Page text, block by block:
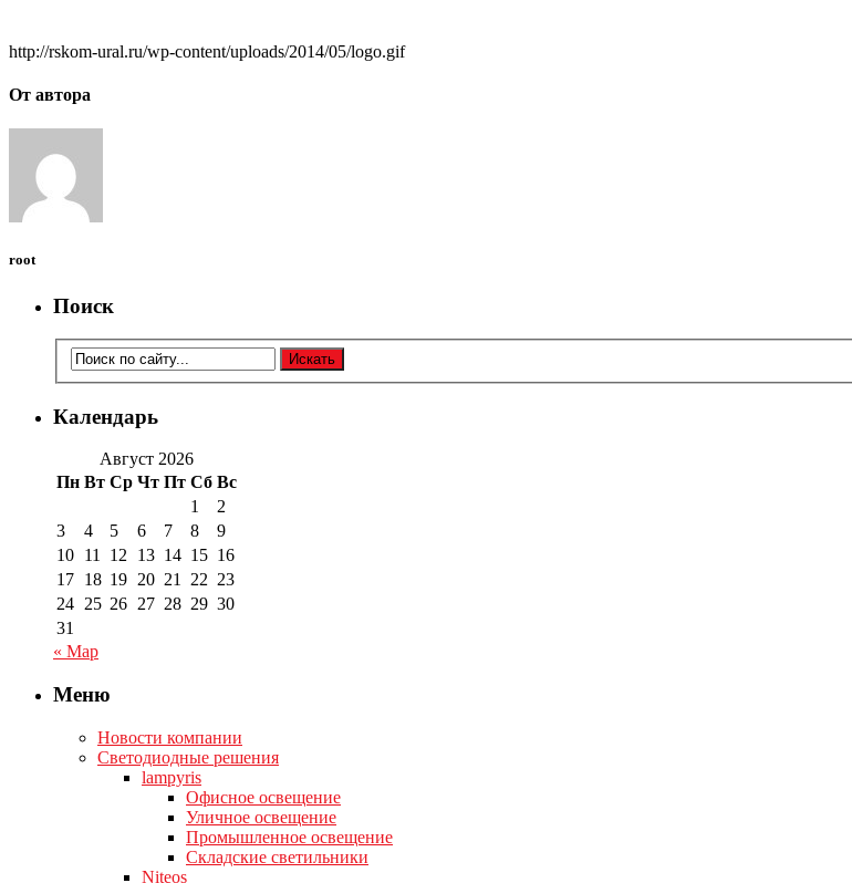
http://rskom-ural.ru/wp-content/uploads/2014/05/logo.gif
От автора
root
Поиск
Календарь
Август 2026
Пн Вт Ср Чт Пт Сб Вс
1
2
3
4 5 6 7 8
9
10 11 12 13 14 15 16
17 18 19 20 21 22 23
24 25 26 27 28 29 30
31
« Мар
Меню
Новости компании
Светодиодные решения
lampyris
Офисное освещение
Уличное освещение
Промышленное освещение
Складские светильники
Niteos